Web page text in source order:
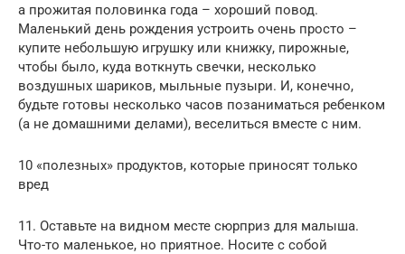
а прожитая половинка года – хороший повод.
Маленький день рождения устроить очень просто –
купите небольшую игрушку или книжку, пирожные,
чтобы было, куда воткнуть свечки, несколько
воздушных шариков, мыльные пузыри. И, конечно,
будьте готовы несколько часов позаниматься ребенком
(а не домашними делами), веселиться вместе с ним.
10 «полезных» продуктов, которые приносят только
вред
11. Оставьте на видном месте сюрприз для малыша.
Что-то маленькое, но приятное. Носите с собой